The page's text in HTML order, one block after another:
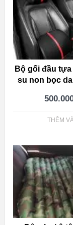
Bộ gối đầu
su non bọc
THÊM